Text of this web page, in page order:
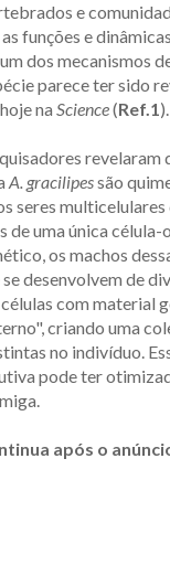
e
funções e dinâmicas
dos mecanismos
parece ter sido
na Science(Ref.1).
revelaram
A. gracilipessão
seres multicelulares
de uma única célula-
os machos
desenvolvem de
com material
criando uma
no indivíduo.
pode ter
após o